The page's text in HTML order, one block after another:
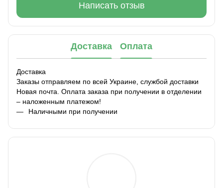
Написать отзыв
Доставка Оплата
Доставка
Заказы отправляем по всей Украине, службой доставки
Новая почта. Оплата заказа при получении в отделении
– наложенным платежом!
Наличными при получении